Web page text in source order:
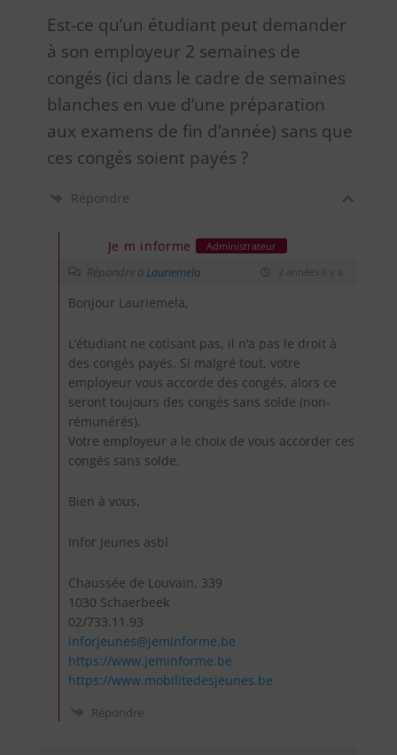
Est-ce qu’un étudiant peut demander
à son employeur 2 semaines de
congés (ici dans le cadre de semaines
blanches en vue d’une préparation
aux examens de fin d’année) sans que
ces congés soient payés ?
Répondre
Je m informe Administrateur
Répondre à Lauriemela 2 années il y a
Bonjour Lauriemela,
L’étudiant ne cotisant pas, il n’a pas le droit à
des congés payés. Si malgré tout, votre
employeur vous accorde des congés, alors ce
seront toujours des congés sans solde (non-
rémunérés).
Votre employeur a le choix de vous accorder ces
congés sans solde.
Bien à vous,
Infor Jeunes asbl
Chaussée de Louvain, 339
1030 Schaerbeek
02/733.11.93
inforjeunes@jeminforme.be
https://www.jeminforme.be
https://www.mobilitedesjeunes.be
Répondre